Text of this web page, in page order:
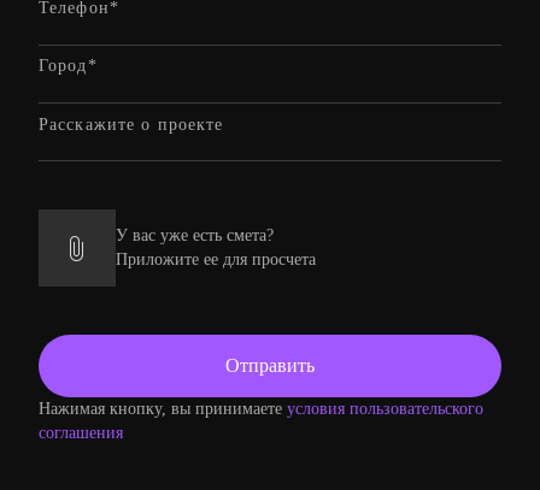
У вас уже есть смета?
Приложите ее для просчета
Нажимая кнопку, вы принимаете условия пользовательского
соглашения